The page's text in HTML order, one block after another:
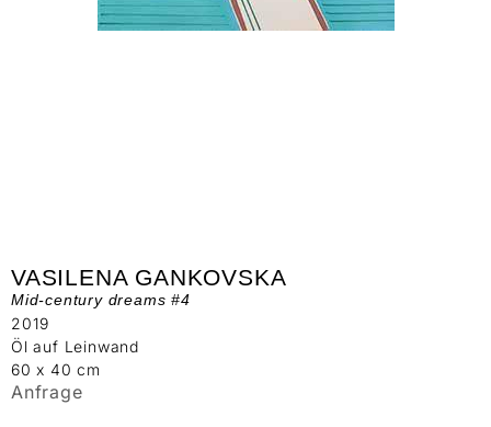
VASILENA GANKOVSKA
Mid-century dreams #4
2019
Öl auf Leinwand
60 x 40 cm
Anfrage